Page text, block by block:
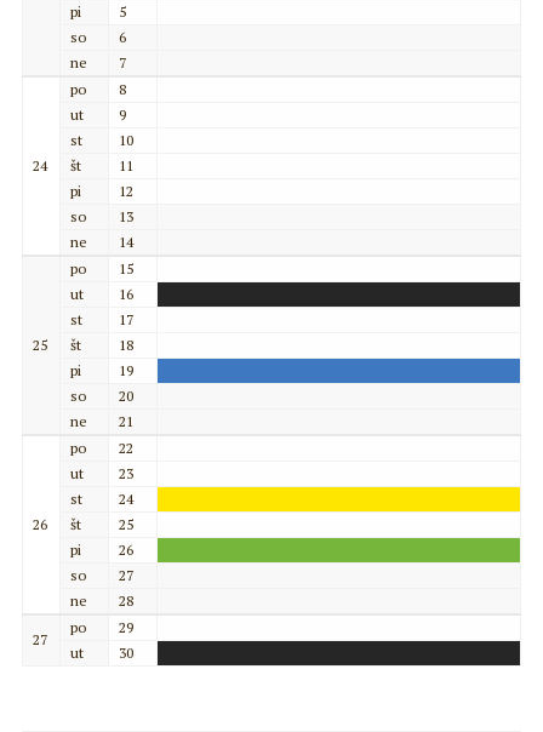
pi
5
so
6
ne
7
24
po
8
ut
9
st
10
št
11
pi
12
so
13
ne
14
25
po
15
ut
16
st
17
št
18
pi
19
so
20
ne
21
26
po
22
ut
23
st
24
št
25
pi
26
so
27
ne
28
27
po
29
ut
30